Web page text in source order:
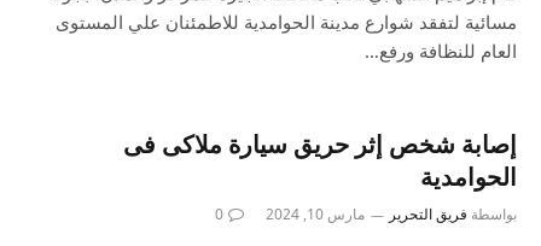
مسائية لتفقد شوارع مدينة الحوامدية للاطمئنان علي المستوى
العام للنظافة ورفع…
إصابة شخص إثر حريق سيارة ملاكى فى
الحوامدية
بواسطة فريق التحرير مارس 10, 2024 0